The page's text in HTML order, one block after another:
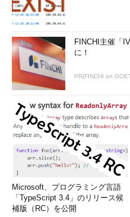
FINCHI主催「
に！
PR(FINCHI on
Microsoft、プログラミング言語
「TypeScript 3.4」のリリース候
補版（RC）を公開